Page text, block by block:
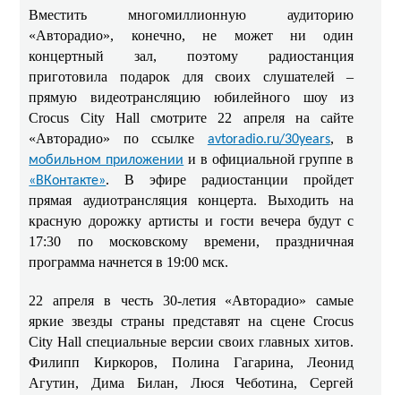
Вместить многомиллионную аудиторию
«Авторадио», конечно, не может ни один
концертный зал, поэтому радиостанция
приготовила подарок для своих слушателей –
прямую видеотрансляцию юбилейного шоу из
Crocus City Hall смотрите 22 апреля на сайте
«Авторадио» по ссылке avtoradio.ru/30years, в
мобильном приложении и в официальной группе в
«ВКонтакте». В эфире радиостанции пройдет
прямая аудиотрансляция концерта. Выходить на
красную дорожку артисты и гости вечера будут с
17:30 по московскому времени, праздничная
программа начнется в 19:00 мск.
22 апреля в честь 30-летия «Авторадио» самые
яркие звезды страны представят на сцене Crocus
City Hall специальные версии своих главных хитов.
Филипп Киркоров, Полина Гагарина, Леонид
Агутин, Дима Билан, Люся Чеботина, Сергей